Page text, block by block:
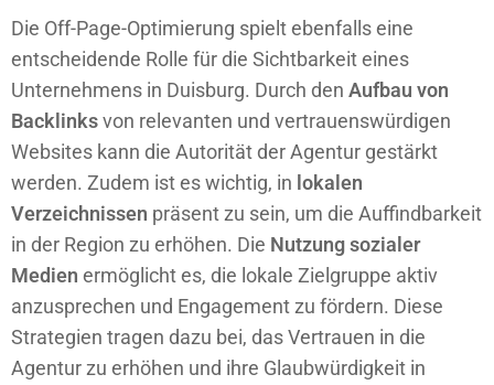
Die Off-Page-Optimierung spielt ebenfalls eine
entscheidende Rolle für die Sichtbarkeit eines
Unternehmens in Duisburg. Durch den Aufbau von
Backlinksvon relevanten und vertrauenswürdigen
Websites kann die Autorität der Agentur gestärkt
werden. Zudem ist es wichtig, in lokalen
Verzeichnissen präsent zu sein, um die Auffindbarkeit
in der Region zu erhöhen. Die Nutzung sozialer
Medien ermöglicht es, die lokale Zielgruppe aktiv
anzusprechen und Engagement zu fördern. Diese
Strategien tragen dazu bei, das Vertrauen in die
Agentur zu erhöhen und ihre Glaubwürdigkeit in